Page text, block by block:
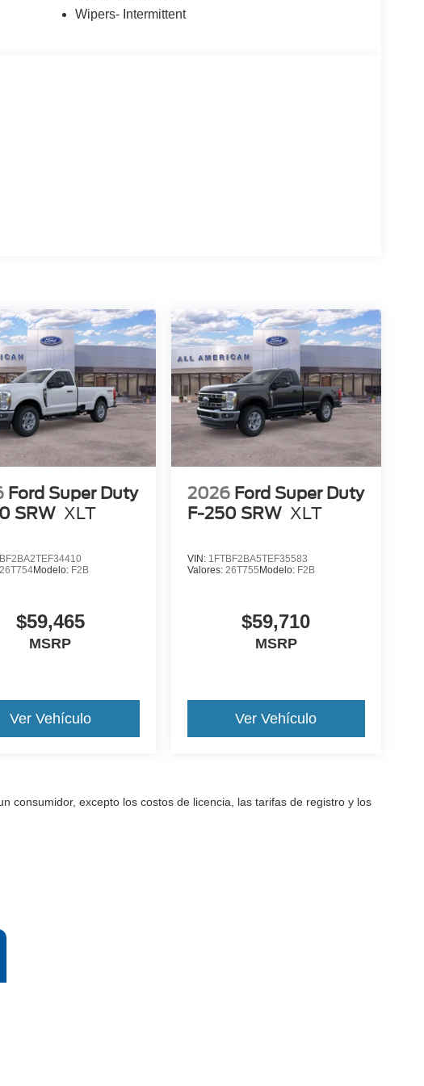
Wipers- Intermittent
Ford Super Duty
SRW XLT
26T754Modelo: F2B
$59,465
MSRP
Ver Vehículo
2026 Ford Super Duty
F-250 SRW XLT
VIN: 1FTBF2BA5TEF35583
Valores: 26T755 Modelo: F2B
$59,710
MSRP
Ver Vehículo
consumidor, excepto los costos de licencia, las tarifas de registro y los